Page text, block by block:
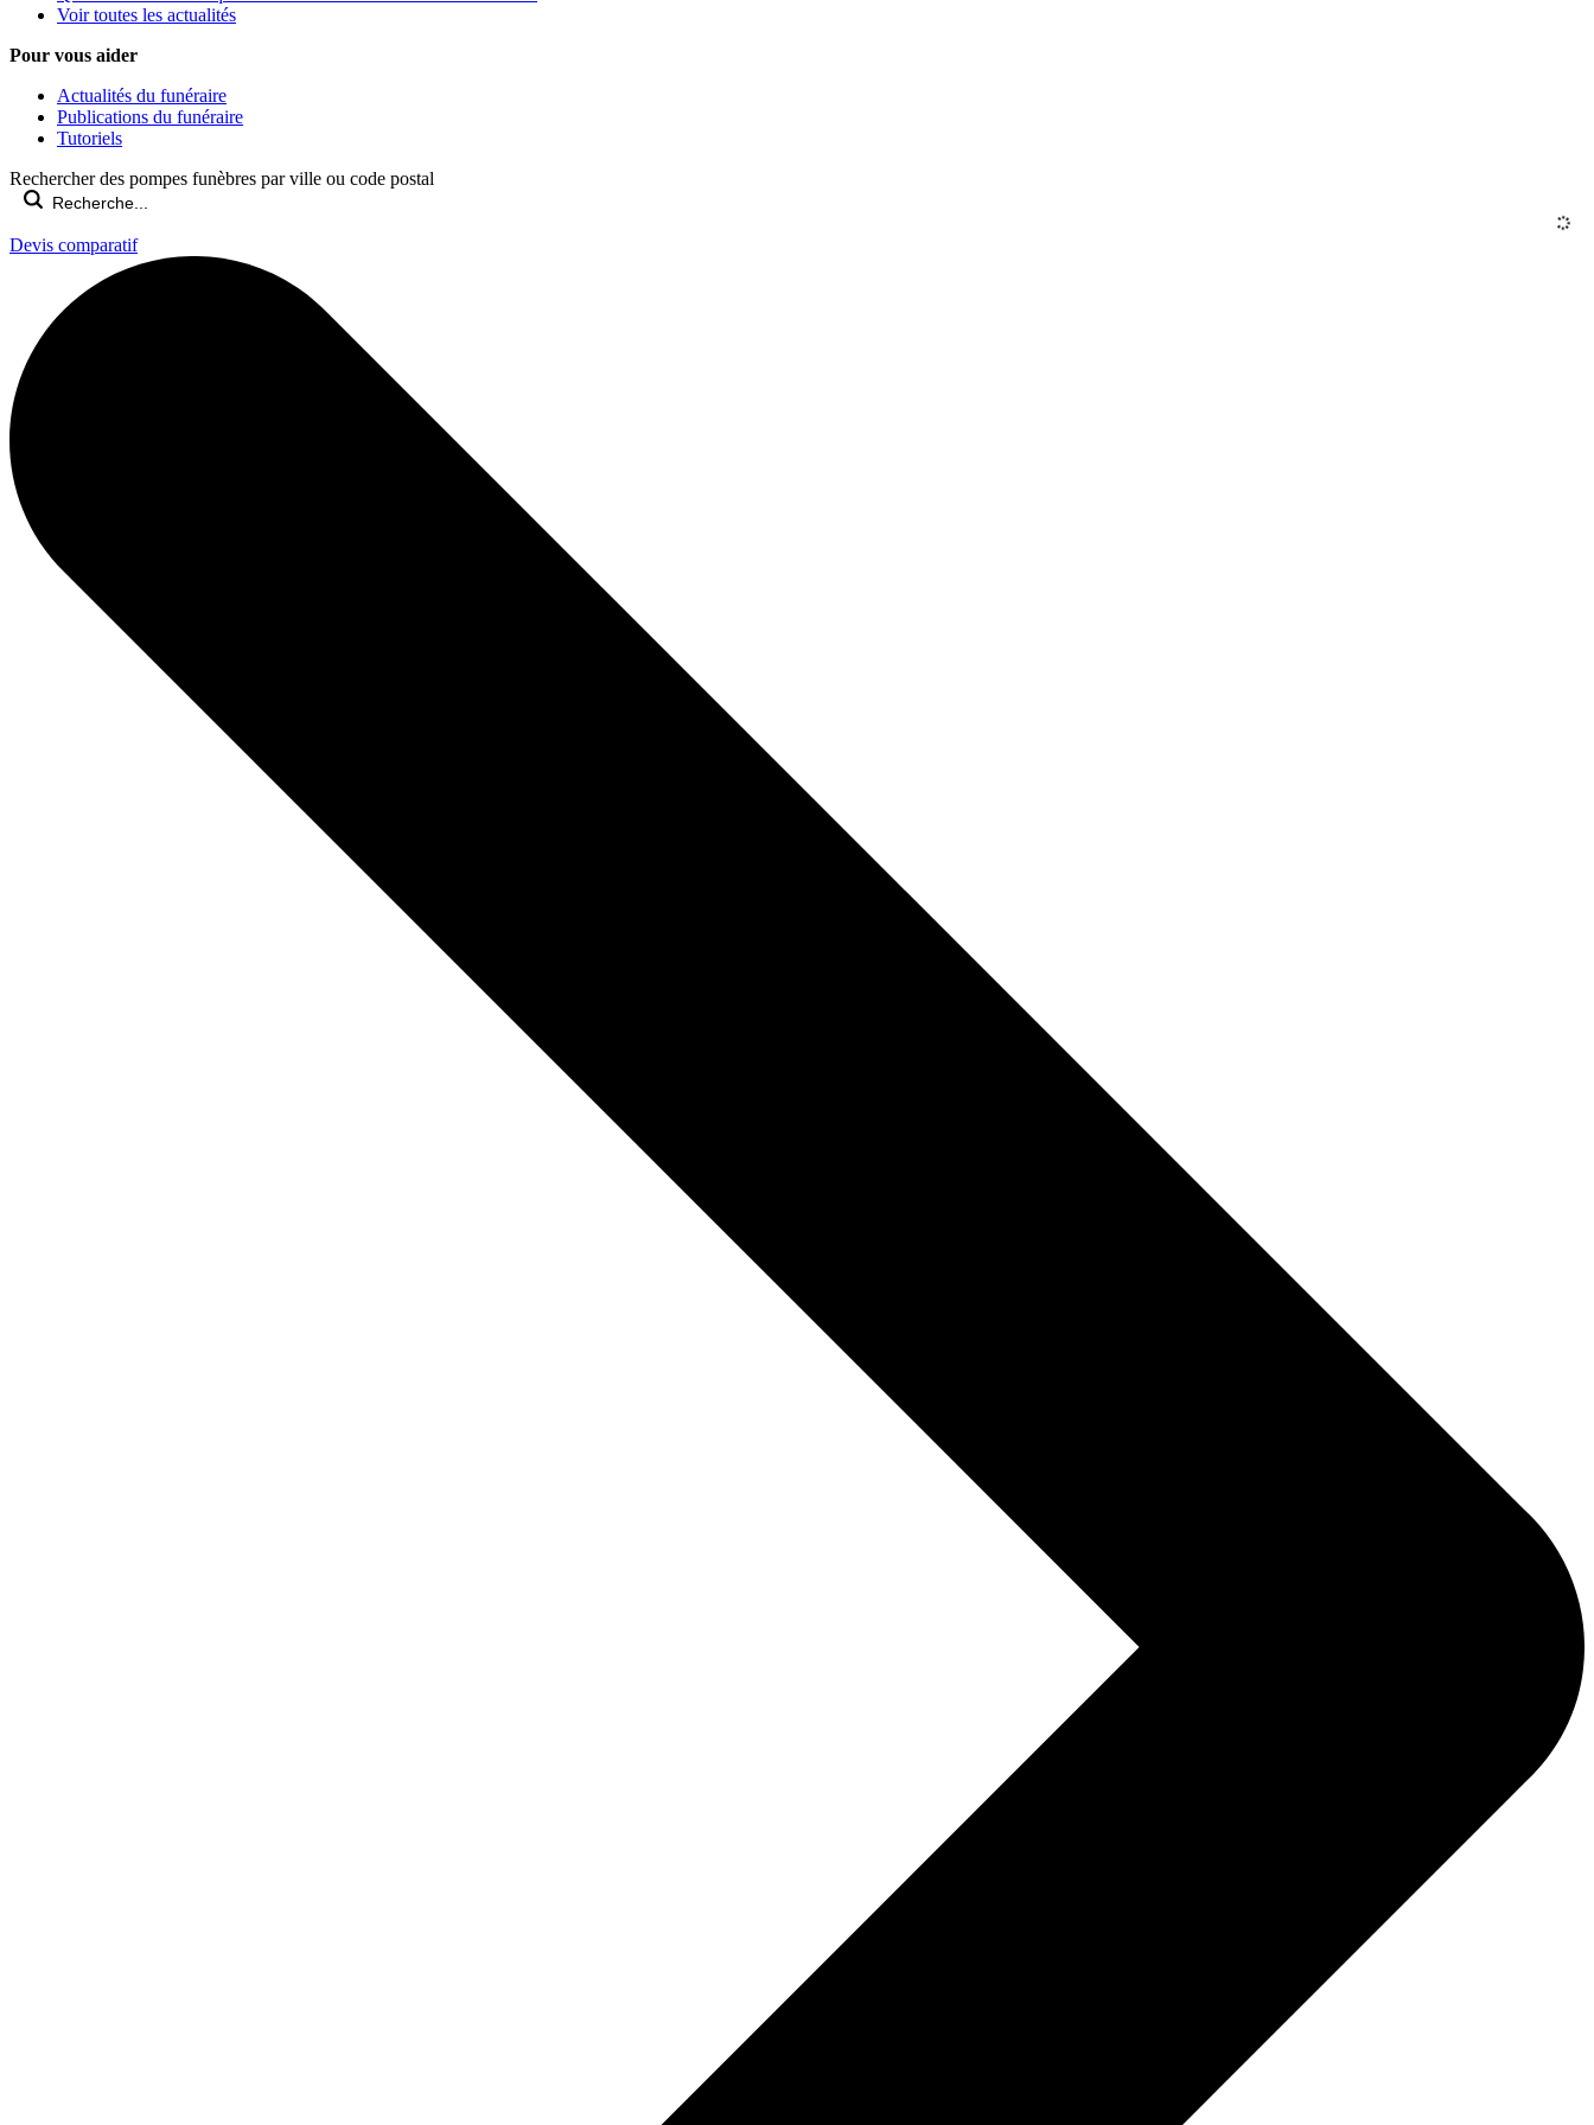
Voir toutes les actualités
Pour vous aider
Actualités du funéraire
Publications du funéraire
Tutoriels
Rechercher des pompes funèbres par ville ou code postal
Devis comparatif